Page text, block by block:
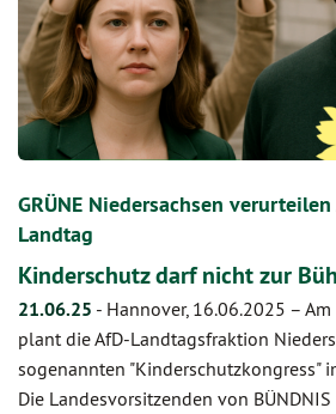
GRÜNE Niedersachsen
Landtag
Kinderschutz darf nicht zur
21.06.25 - Hannover, 16.06.2025 –
plant die AfD-Landtagsfraktion
sogenannten "Kinderschutzkongress"
Die Landesvorsitzenden von BÜNDNIS